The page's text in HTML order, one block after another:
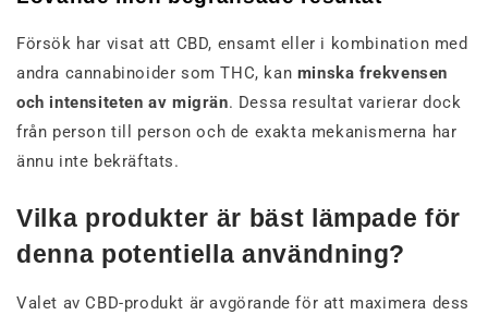
Försök har visat att CBD, ensamt eller i kombination med
andra cannabinoider som THC, kan minska frekvensen
och intensiteten av migrän. Dessa resultat varierar dock
från person till person och de exakta mekanismerna har
ännu inte bekräftats.
Vilka produkter är bäst lämpade för
denna potentiella användning?
Valet av CBD-produkt är avgörande för att maximera dess